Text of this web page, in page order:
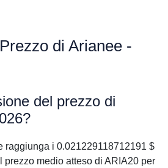
di Arianee -
del prezzo di
raggiunga i 0.021229118712191 $
prezzo medio atteso di ARIA20 per